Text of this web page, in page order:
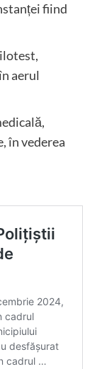
fiind
aerul
în vederea